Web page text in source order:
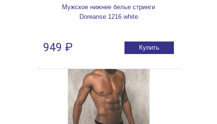
Мужское нижнее белье стринги
Doreanse 1216 white
949 ₽ Купить